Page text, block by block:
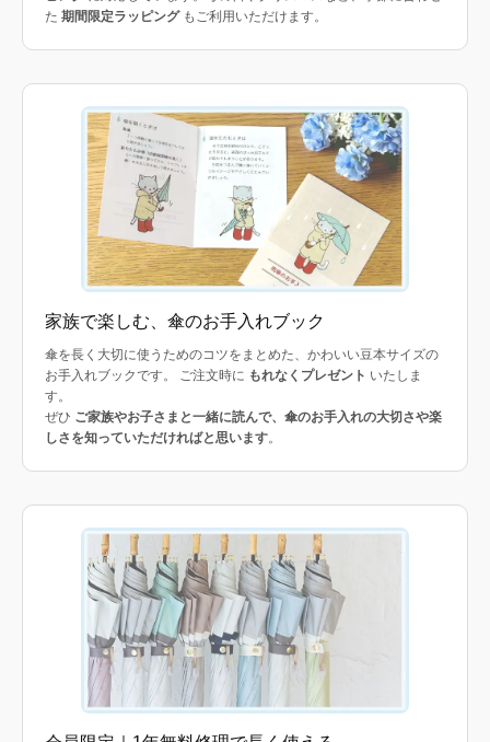
た 期間限定ラッピングもご利用いただけます。
家族で楽しむ、傘のお手入れブック
傘を長く大切に使うためのコツをまとめた、かわいい豆本サイズの
お手入れブックです。 ご注文時に もれなくプレゼント いたしま
す。
ぜひ ご家族やお子さまと一緒に読んで、傘のお手入れの大切さや楽
しさを知っていただければと思います。